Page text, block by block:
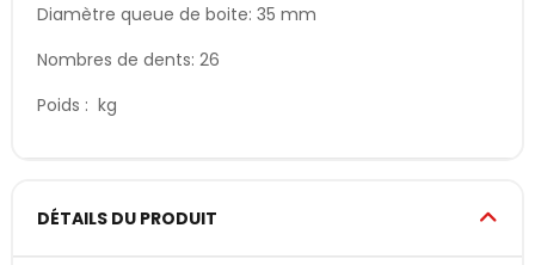
Diamètre queue de boite: 35 mm
Nombres de dents: 26
Poids : kg
DÉTAILS DU PRODUIT